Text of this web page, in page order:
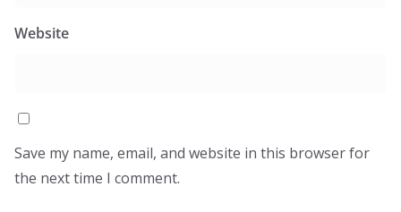
Website
Save my name, email, and website in this browser for
the next time I comment.